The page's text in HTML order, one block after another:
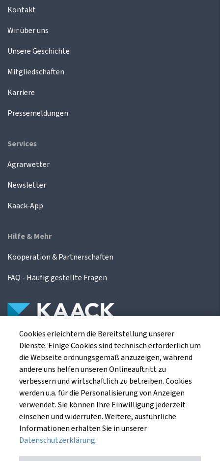
Kontakt
Wir über uns
Unsere Geschichte
Mitgliedschaften
Karriere
Pressemeldungen
Services
Agrarwetter
Newsletter
Kaack-App
Hilfe & Mehr
Kooperation & Partnerschaften
FAQ - Häufig gestellte Fragen
Die Kaack Terminhandel GmbH ist ein
Finanzdienstleistungsinstitut für die europäischen
Agrarterminbörsen.
Kaack Terminhandel GmbH
Am Markt 8
49661 Cloppenburg
Cookies erleichtern die Bereitstellung unserer
Dienste. Einige Cookies sind technisch erforderlich um
die Webseite ordnungsgemäß anzuzeigen, während
andere uns helfen unseren Onlineauftritt zu
verbessern und wirtschaftlich zu betreiben. Cookies
werden u.a. für die Personalisierung von Anzeigen
verwendet. Sie können Ihre Einwilligung jederzeit
einsehen und widerrufen. Weitere, ausführliche
Informationen erhalten Sie in unserer
Datenschutzerklärung.